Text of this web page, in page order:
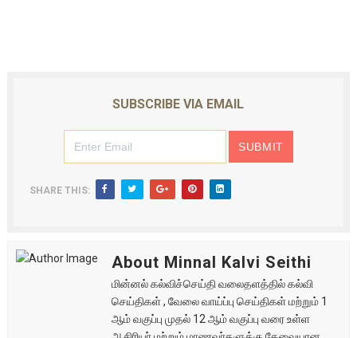
SUBSCRIBE VIA EMAIL
SHARE THIS:
About Minnal Kalvi Seithi
மின்னல் கல்விச்செய்தி வலைதளத்தில் கல்வி
செய்திகள் , வேலை வாய்ப்பு செய்திகள் மற்றும் 1
ஆம் வகுப்பு முதல் 12 ஆம் வகுப்பு வரை உள்ள